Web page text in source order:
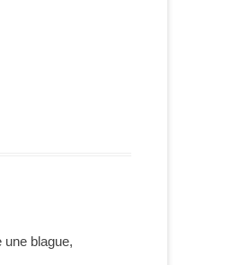
une blague,